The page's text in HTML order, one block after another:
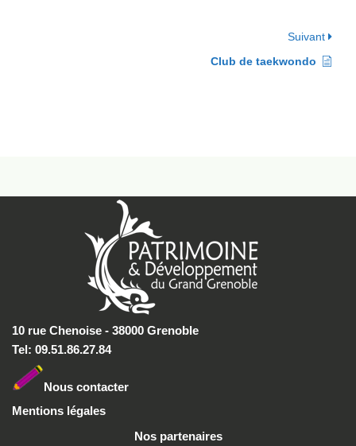
Suivant
Club de taekwondo
10 rue Chenoise - 38000 Grenoble
Tel: 09.51.86.27.84
Nous contacter
Mentions légales
Nos partenaires